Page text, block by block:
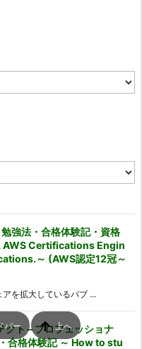
強法・合格体験記・資格
AWS Certifications Engin
～ (AWS認定12冠～
を拡大しているパブ ...
クト – プロフェッショナ
合格体験記 ～ How to stu
バー 上へ